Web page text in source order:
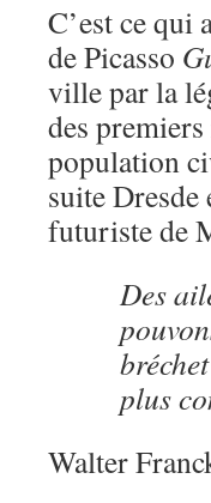
C’est ce qui
de Picasso
ville par la
des
population
suite
futuriste de
Des
plus
Walter